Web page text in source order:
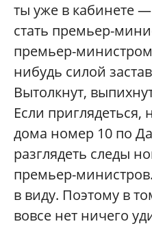
ты уже в кабинете
стать премьер-
премьер-
нибудь силой
Вытолкнут,
Если приглядеться,
дома номер 10 по
разглядеть следы
премьер-
в виду. Поэтому в
вовсе нет ничего